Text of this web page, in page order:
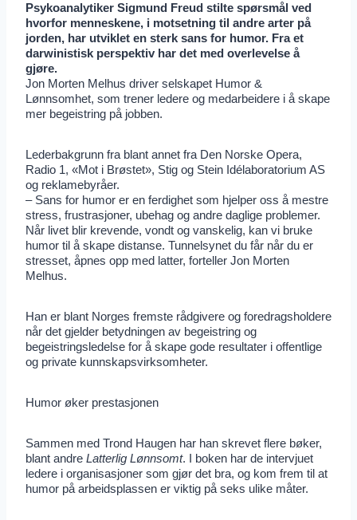
Psykoanalytiker Sigmund Freud stilte spørsmål ved
hvorfor menneskene, i motsetning til andre arter på
jorden, har utviklet en sterk sans for humor. Fra et
darwinistisk perspektiv har det med overlevelse å
gjøre.
Jon Morten Melhus driver selskapet Humor &
Lønnsomhet, som trener ledere og medarbeidere i å skape
mer begeistring på jobben.
Lederbakgrunn fra blant annet fra Den Norske Opera,
Radio 1, «Mot i Brøstet», Stig og Stein Idélaboratorium AS
og reklamebyråer.
– Sans for humor er en ferdighet som hjelper oss å mestre
stress, frustrasjoner, ubehag og andre daglige problemer.
Når livet blir krevende, vondt og vanskelig, kan vi bruke
humor til å skape distanse. Tunnelsynet du får når du er
stresset, åpnes opp med latter, forteller Jon Morten
Melhus.
Han er blant Norges fremste rådgivere og foredragsholdere
når det gjelder betydningen av begeistring og
begeistringsledelse for å skape gode resultater i offentlige
og private kunnskapsvirksomheter.
Humor øker prestasjonen
Sammen med Trond Haugen har han skrevet flere bøker,
blant andre Latterlig Lønnsomt. I boken har de intervjuet
ledere i organisasjoner som gjør det bra, og kom frem til at
humor på arbeidsplassen er viktig på seks ulike måter.